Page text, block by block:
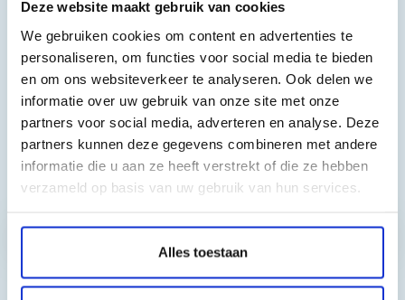
Deze website maakt gebruik van cookies
We gebruiken cookies om content en advertenties te
personaliseren, om functies voor social media te bieden
en om ons websiteverkeer te analyseren. Ook delen we
informatie over uw gebruik van onze site met onze
partners voor social media, adverteren en analyse. Deze
partners kunnen deze gegevens combineren met andere
informatie die u aan ze heeft verstrekt of die ze hebben
verzameld op basis van uw gebruik van hun services.
Alles toestaan
HP OfficeJet6950,HP OfficeJet Pro6860,HP OfficeJet Pr
6868, HP OfficeJet Pro6960,HP OfficeJet Pro6970, HP
OfficeJet Pro6974,HP OfficeJet Pro6975
Toch nog een vraag?